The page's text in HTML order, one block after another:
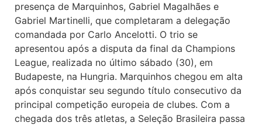
presença de Marquinhos, Gabriel Magalhães e
Gabriel Martinelli, que completaram a delegação
comandada por Carlo Ancelotti. O trio se
apresentou após a disputa da final da Champions
League, realizada no último sábado (30), em
Budapeste, na Hungria. Marquinhos chegou em alta
após conquistar seu segundo título consecutivo da
principal competição europeia de clubes. Com a
chegada dos três atletas, a Seleção Brasileira passa